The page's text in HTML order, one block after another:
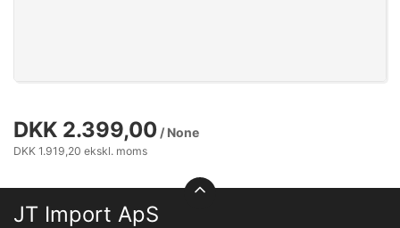
DKK 2.399,00 / None
DKK 1.919,20 ekskl. moms
JT Import ApS